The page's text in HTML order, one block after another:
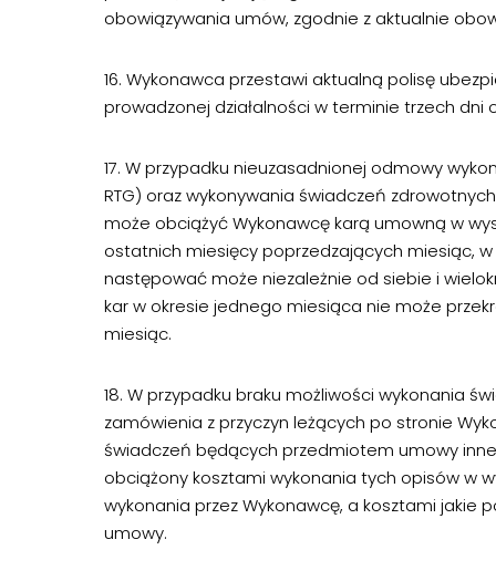
obowiązywania umów, zgodnie z aktualnie
16. Wykonawca przestawi aktualną polisę
prowadzonej działalności w terminie trzech dni
17. W przypadku nieuzasadnionej odmowy
RTG) oraz wykonywania świadczeń
może obciążyć Wykonawcę karą umowną w
ostatnich miesięcy poprzedzających miesiąc,
następować może niezależnie od siebie i
kar w okresie jednego miesiąca nie może
miesiąc.
18. W przypadku braku możliwości wykonania
zamówienia z przyczyn leżących po stronie
świadczeń będących przedmiotem umowy
obciążony kosztami wykonania tych opisów w
wykonania przez Wykonawcę, a kosztami jakie
umowy.